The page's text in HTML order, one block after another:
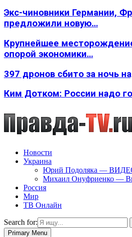
Экс-чиновники Германии,
предложили новую…
Крупнейшее
опорой экономики…
397 дронов сбито за ночь
Ким Дотком: России надо
Новости
Украина
Юрий Подоляка —
Михаил Онуфриенко —
Россия
Мир
ТВ Онлайн
Search for:
Primary Menu